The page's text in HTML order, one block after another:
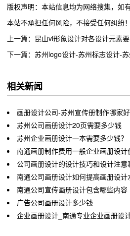
版权声明：本站信息均为网络搜集，如
本站不承担任何风险，不接受任何纠纷！
上一篇：昆山vi形象设计对各设计元素
下一篇：苏州logo设计-苏州标志设计-
相关新闻
画册设计公司-苏州宣传册制作哪家好
苏州公司画册设计20页需要多少钱
苏州企业画册设计一本需要多少钱？
南通画册制作费用一般企业画册设计
公司画册设计的设计技巧和设计注意
南通公司画册设计如何提高画册设计
南通公司宣传画册设计包含哪些内容
广告公司画册设计多少钱
企业画册设计_南通专业企业画册设